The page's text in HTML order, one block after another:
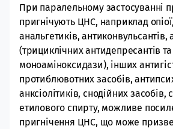
При паралельному застосуванні
пригнічують ЦНС, наприклад
анальгетиків, антиконвульсантів,
(трициклічних антидепресантів та
моноаміноксидази), інших
протиблювотних засобів,
анксіолітиків, снодійних засобів,
етилового спирту, можливе
пригнічення ЦНС, що може